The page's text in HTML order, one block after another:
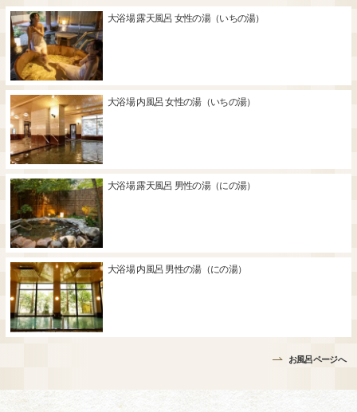
大浴場 露天風呂 女性の湯（いちの湯）
大浴場 内風呂 女性の湯（いちの湯）
大浴場 露天風呂 男性の湯（にの湯）
大浴場 内風呂 男性の湯（にの湯）
お風呂ページへ